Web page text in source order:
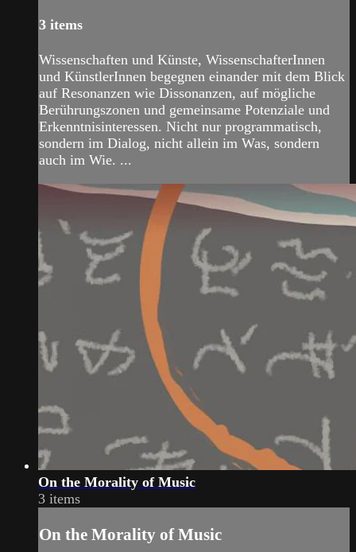
3 items
Wissenschaften und Künste, WissenschafterInnen
und KünstlerInnen begegnen einander mit dem Blick
auf Resonanzen wie Dissonanzen, auf mögliche
Berührungszonen und gemeinsame Potenziale und
Erkenntnisinteressen. Nicht nur programmatisch,
sondern im Dialog, nicht allein im Was, sondern
auch im Wie. ...
On the Morality of Music
3 items
On the Morality of Music